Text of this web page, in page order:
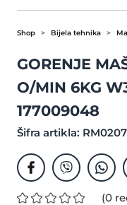
Shop Bijela tehnika
GORENJE
O/MIN 6KG
177009048
Šifra artikla: RM0207
(0